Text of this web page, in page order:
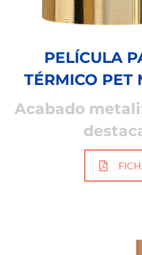
PELÍCULA
TÉRMICO PET
Acabado